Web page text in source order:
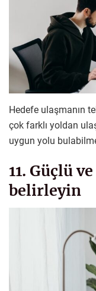
Hedefe ulaşmanın
çok farklı yoldan
uygun yolu
11. Güçlü
belirleyin